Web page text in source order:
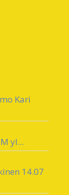
Kari
yl...
14.07